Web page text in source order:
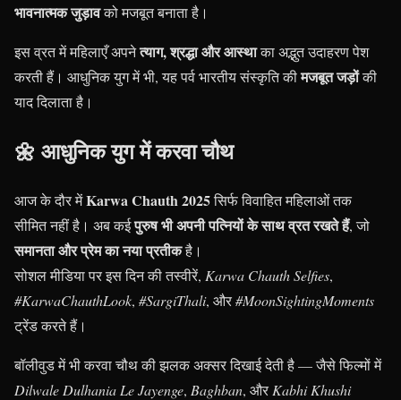
भावनात्मक जुड़ावको मजबूत बनाता है।
इस व्रत में महिलाएँ अपनेत्याग, श्रद्धा और आस्थाका अद्भुत उदाहरण पेश
करती हैं। आधुनिक युग में भी, यह पर्व भारतीय संस्कृति कीमजबूत जड़ोंकी
याद दिलाता है।
🌼 आधुनिक युग में करवा चौथ
आज के दौर मेंKarwa Chauth 2025सिर्फ विवाहित महिलाओं तक
सीमित नहीं है। अब कईपुरुष भी अपनी पत्नियों के साथ व्रत रखते हैं, जो
समानता और प्रेम का नया प्रतीकहै।
सोशल मीडिया पर इस दिन की तस्वीरें, Karwa Chauth Selfies,
#KarwaChauthLook, #SargiThali, और#MoonSightingMoments
ट्रेंड करते हैं।
बॉलीवुड में भी करवा चौथ की झलक अक्सर दिखाई देती है — जैसे फिल्मों में
Dilwale Dulhania Le Jayenge, Baghban, और Kabhi Khushi